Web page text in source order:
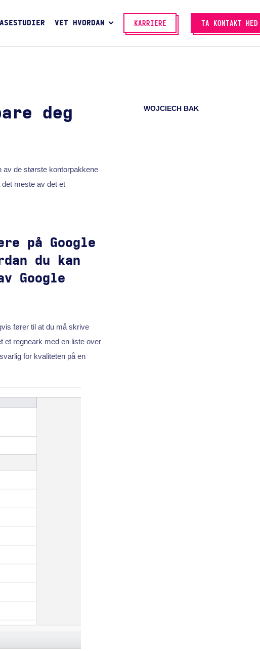
VET HVORDAN KARRIERE TA KONTAKT MED
deg
WOJCIECH BAK
av de største kontorpakkene
meste av det et
på Google
du kan
Google
fører til at du må skrive
et regneark med en liste over
for kvaliteten på en